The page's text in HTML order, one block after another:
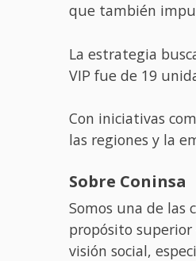
que también
La estrategia
VIP fue de 19
Con iniciativas
las regiones y la
Sobre Coninsa
Somos una de las
propósito
visión social,